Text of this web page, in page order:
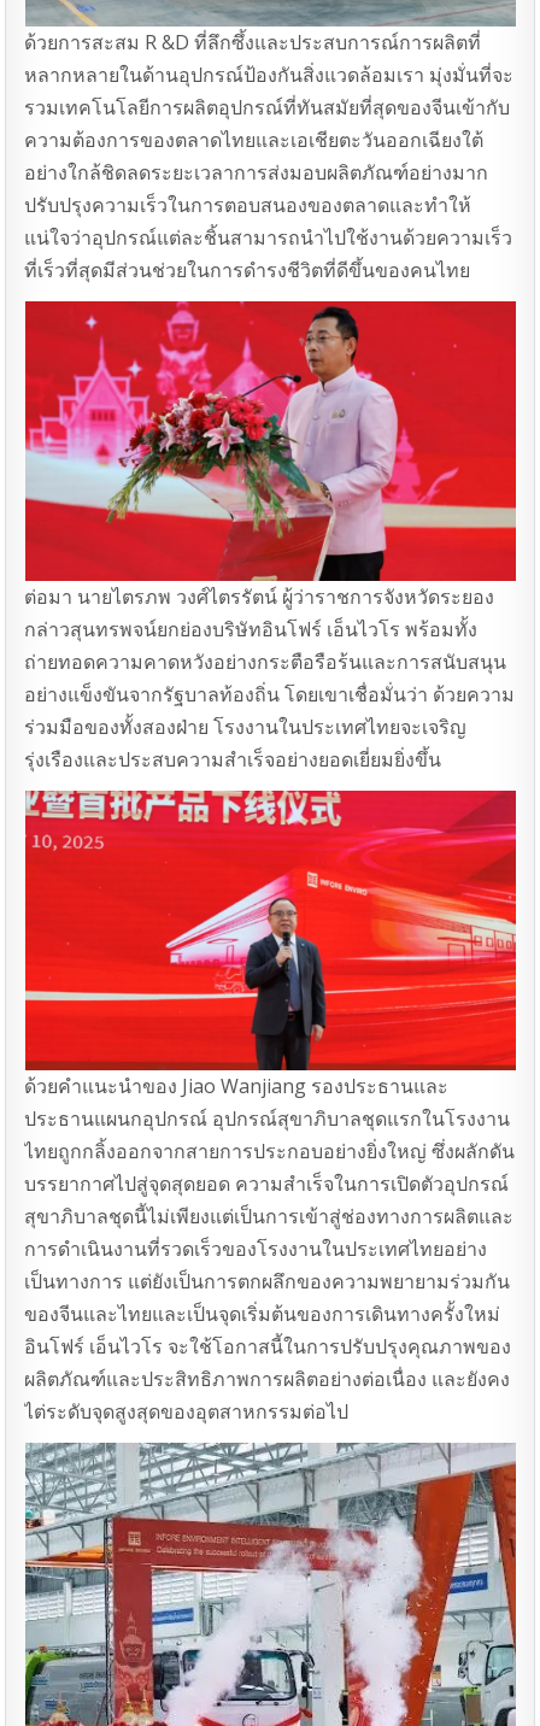
ด้วยการสะสม R &D ที่ลึกซึ้งและประสบการณ์การผลิตที่
หลากหลายในด้านอุปกรณ์ป้องกันสิ่งแวดล้อมเรา มุ่งมั่นที่จะ
รวมเทคโนโลยีการผลิตอุปกรณ์ที่ทันสมัยที่สุดของจีนเข้ากับ
ความต้องการของตลาดไทยและเอเชียตะวันออกเฉียงใต้
อย่างใกล้ชิดลดระยะเวลาการส่งมอบผลิตภัณฑ์อย่างมาก
ปรับปรุงความเร็วในการตอบสนองของตลาดและทําให้
แน่ใจว่าอุปกรณ์แต่ละชิ้นสามารถนําไปใช้งานด้วยความเร็ว
ที่เร็วที่สุดมีส่วนช่วยในการดํารงชีวิตที่ดีขึ้นของคนไทย
ต่อมา นายไตรภพ วงศ์ไตรรัตน์ ผู้ว่าราชการจังหวัดระยอง
กล่าวสุนทรพจน์ยกย่องบริษัทอินโฟร์ เอ็นไวโร พร้อมทั้ง
ถ่ายทอดความคาดหวังอย่างกระตือรือร้นและการสนับสนุน
อย่างแข็งขันจากรัฐบาลท้องถิ่น โดยเขาเชื่อมั่นว่า ด้วยความ
ร่วมมือของทั้งสองฝ่าย โรงงานในประเทศไทยจะเจริญ
รุ่งเรืองและประสบความสำเร็จอย่างยอดเยี่ยมยิ่งขึ้น
ด้วยคําแนะนําของ Jiao Wanjiang รองประธานและ
ประธานแผนกอุปกรณ์ อุปกรณ์สุขาภิบาลชุดแรกในโรงงาน
ไทยถูกกลิ้งออกจากสายการประกอบอย่างยิ่งใหญ่ ซึ่งผลักดัน
บรรยากาศไปสู่จุดสุดยอด ความสําเร็จในการเปิดตัวอุปกรณ์
สุขาภิบาลชุดนี้ไม่เพียงแต่เป็นการเข้าสู่ช่องทางการผลิตและ
การดําเนินงานที่รวดเร็วของโรงงานในประเทศไทยอย่าง
เป็นทางการ แต่ยังเป็นการตกผลึกของความพยายามร่วมกัน
ของจีนและไทยและเป็นจุดเริ่มต้นของการเดินทางครั้งใหม่
อินโฟร์ เอ็นไวโร จะใช้โอกาสนี้ในการปรับปรุงคุณภาพของ
ผลิตภัณฑ์และประสิทธิภาพการผลิตอย่างต่อเนื่อง และยังคง
ไต่ระดับจุดสูงสุดของอุตสาหกรรมต่อไป